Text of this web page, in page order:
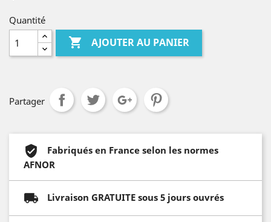
Quantité
 AJOUTER AU PANIER
Partager
Fabriqués en France selon les normes
AFNOR
Livraison GRATUITE sous 5 jours ouvrés